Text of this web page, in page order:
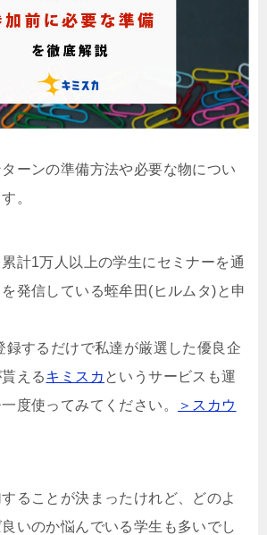
ーンの準備方法や必要な物につい
。
計1万人以上の学生にセミナーを通
発信している蛭牟田(ヒルムタ)と申
録するだけで私達が厳選した優良企
えるキミスカ というサービスも運
度使ってみてください。
＞スカウ
ることが決まったけれど、どのよ
いのか悩んでいる学生も多いでし